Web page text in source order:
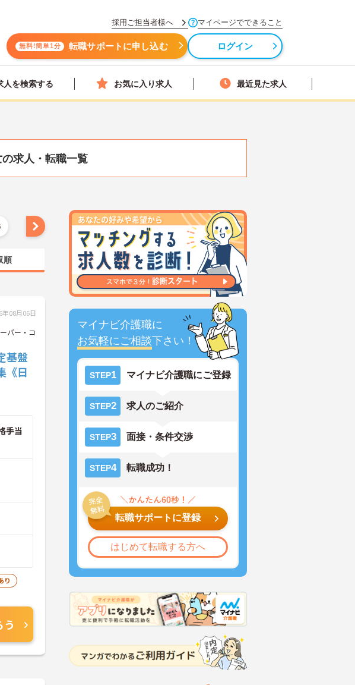
採用ご担当者様へ マイページでできること
無料!簡単1分 転職サポートに申し込む ログイン
人を検索する お気に入り求人 最近見た求人
の求人・転職一覧
マイナビ介護職に
お気軽にご相談下さい！
STEP1 マイナビ介護職にご登録
STEP2 求人のご紹介
STEP3 面接・条件交渉
STEP4 転職成功！
転職サポートに登録
はじめて転職する方へ
順
08月06日
パー・コ
基盤
《日
手当
り
う